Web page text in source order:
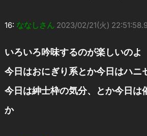
16: ななしさん 2023/02/21(火)
いろいろ吟味するのが楽しいのよ
今日はおにぎり系とか今日はハニ
今日は紳士枠の気分、とか今日は
か